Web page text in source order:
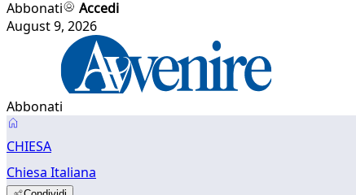
Abbonati
Accedi
August 9, 2026
Abbonati
CHIESA
Chiesa Italiana